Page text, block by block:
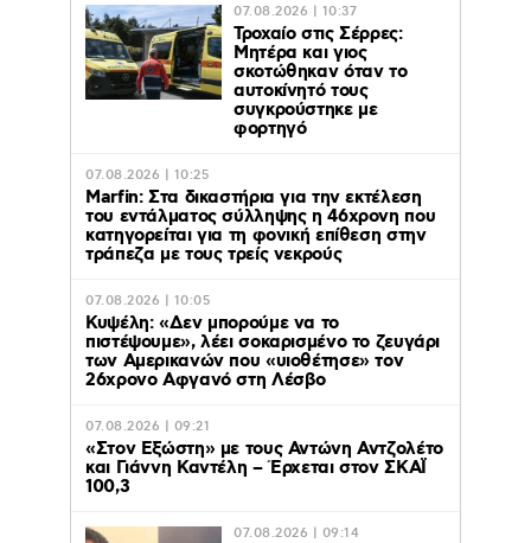
07.08.2026 | 10:37
Τροχαίο στις Σέρρες:
Μητέρα και γιος
σκοτώθηκαν όταν το
αυτοκίνητό τους
συγκρούστηκε με
φορτηγό
07.08.2026 | 10:25
Marfin: Στα δικαστήρια για την εκτέλεση
του εντάλματος σύλληψης η 46χρονη που
κατηγορείται για τη φονική επίθεση στην
τράπεζα με τους τρείς νεκρούς
07.08.2026 | 10:05
Κυψέλη: «Δεν μπορούμε να το
πιστέψουμε», λέει σοκαρισμένο το ζευγάρι
των Αμερικανών που «υιοθέτησε» τον
26χρονο Αφγανό στη Λέσβο
07.08.2026 | 09:21
«Στον Εξώστη» με τους Αντώνη Αντζολέτο
και Γιάννη Καντέλη – Έρχεται στον ΣΚΑΪ
100,3
07.08.2026 | 09:14